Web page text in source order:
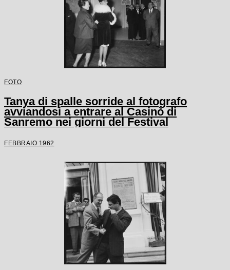
FOTO
Tanya di spalle sorride al fotografo
avviandosi a entrare al Casinò di
Sanremo nei giorni del Festival
FEBBRAIO 1962